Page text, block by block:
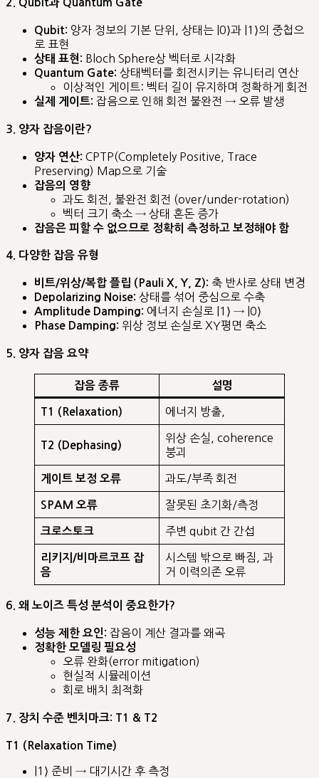
2. Qubit과 Quantum Gate
Qubit: 양자 정보의 기본 단위, 상태는 |0⟩과 |1⟩의 중첩으
로 표현
상태 표현: Bloch Sphere상 벡터로 시각화
Quantum Gate: 상태벡터를 회전시키는 유니터리 연산
이상적인 게이트: 벡터 길이 유지하며 정확하게 회전
실제 게이트: 잡음으로 인해 회전 불완전 → 오류 발생
3. 양자 잡음이란?
양자 연산: CPTP(Completely Positive, Trace
Preserving) Map으로 기술
잡음의 영향
과도 회전, 불완전 회전 (over/under-rotation)
벡터 크기 축소 → 상태 혼돈 증가
잡음은 피할 수 없으므로 정확히 측정하고 보정해야 함
4. 다양한 잡음 유형
비트/위상/복합 플립 (Pauli X, Y, Z): 축 반사로 상태 변경
Depolarizing Noise: 상태를 섞어 중심으로 수축
Amplitude Damping: 에너지 손실로 |1⟩ → |0⟩
Phase Damping: 위상 정보 손실로 XY평면 축소
5. 양자 잡음 요약
잡음 종류 설명
T1 (Relaxation) 에너지 방출,
T2 (Dephasing)
위상 손실, coherence
붕괴
게이트 보정 오류 과도/부족 회전
SPAM 오류 잘못된 초기화/측정
크로스토크 주변 qubit 간 간섭
리키지/비마르코프 잡
음
시스템 밖으로 빠짐, 과
거 이력의존 오류
6. 왜 노이즈 특성 분석이 중요한가?
성능 제한 요인: 잡음이 계산 결과를 왜곡
정확한 모델링 필요성
오류 완화(error mitigation)
현실적 시뮬레이션
회로 배치 최적화
7. 장치 수준 벤치마크: T1 & T2
T1 (Relaxation Time)
|1⟩ 준비 → 대기시간 후 측정